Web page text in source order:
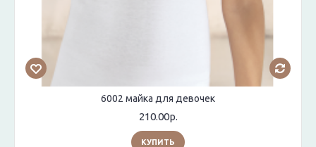
6002 майка для девочек
210.00р.
КУПИТЬ